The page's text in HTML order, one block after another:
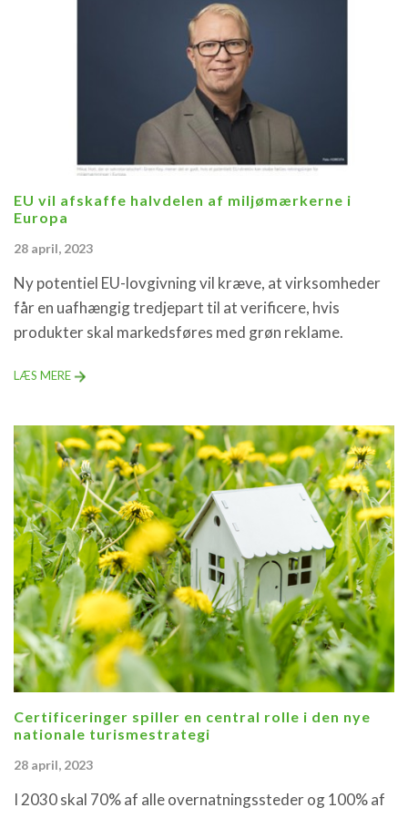
EU vil afskaffe halvdelen af miljømærkerne i
Europa
28 april, 2023
Ny potentiel EU-lovgivning vil kræve, at virksomheder
får en uafhængig tredjepart til at verificere, hvis
produkter skal markedsføres med grøn reklame.
LÆS MERE
Certificeringer spiller en central rolle i den nye
nationale turismestrategi
28 april, 2023
I 2030 skal 70% af alle overnatningssteder og 100% af